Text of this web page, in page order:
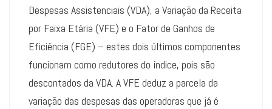
Despesas Assistenciais (VDA), a Variação da Receita
por Faixa Etária (VFE) e o Fator de Ganhos de
Eficiência (FGE) – estes dois últimos componentes
funcionam como redutores do índice, pois são
descontados da VDA. A VFE deduz a parcela da
variação das despesas das operadoras que já é